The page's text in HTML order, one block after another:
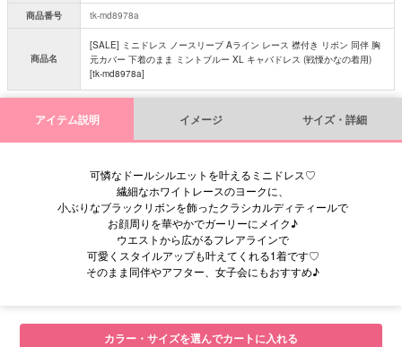
商品番号
tk-md8978a
商品名
[SALE] ミニドレス ノースリーブ Aライン レース 襟付き リボン 同伴 胸
元カバー 下着のまま ミントブルー XL キャバドレス (戦慄かなの着用)
[tk-md8978a]
アイテム説明 イメージ サイズ・詳細
可憐なドールシルエットを叶えるミニドレス♡
繊細なホワイトレースのヨークに、
小ぶりなブラックリボンを飾ったクラシカルディティールで
お顔周りを華やかでガーリーにメイク♪
ウエストから広がるフレアラインで
可愛くスタイルアップも叶えてくれる1着です♡
そのまま同伴やアフター、女子会にもおすすめ♪
カラー・サイズを選んでカートに入れる